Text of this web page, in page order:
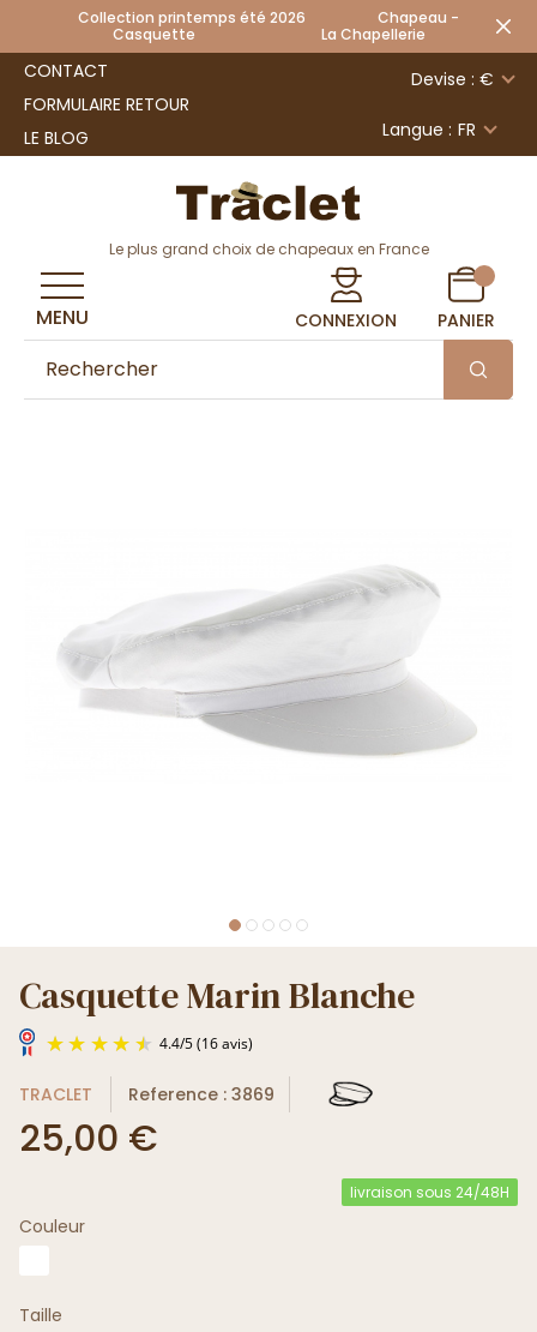
Collection printemps été 2026 Chapeau -
Casquette La Chapellerie
CONTACT
FORMULAIRE RETOUR
LE BLOG
Devise : €
Langue : FR
Le plus grand choix de chapeaux en France
CONNEXION PANIER
MENU
Casquette Marin Blanche
TRACLET Reference : 3869
25,00 €
livraison sous 24/48H
Couleur
Taille